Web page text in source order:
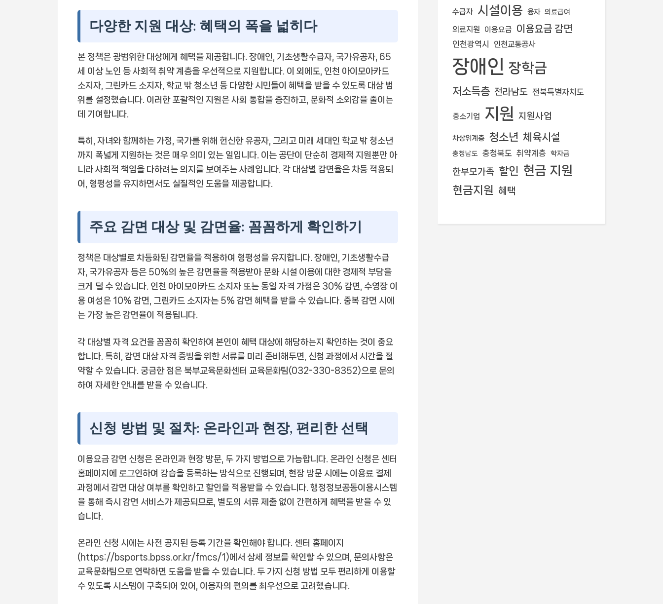
다양한 지원 대상: 혜택의 폭을 넓히다
본 정책은 광범위한 대상에게 혜택을 제공합니다. 장애인, 기초생활수급자, 국가유공자, 65
세 이상 노인 등 사회적 취약 계층을 우선적으로 지원합니다. 이 외에도, 인천 아이모아카드
소지자, 그린카드 소지자, 학교 밖 청소년 등 다양한 시민들이 혜택을 받을 수 있도록 대상 범
위를 설정했습니다. 이러한 포괄적인 지원은 사회 통합을 증진하고, 문화적 소외감을 줄이는
데 기여합니다.
특히, 자녀와 함께하는 가정, 국가를 위해 헌신한 유공자, 그리고 미래 세대인 학교 밖 청소년
까지 폭넓게 지원하는 것은 매우 의미 있는 일입니다. 이는 공단이 단순히 경제적 지원뿐만 아
니라 사회적 책임을 다하려는 의지를 보여주는 사례입니다. 각 대상별 감면율은 차등 적용되
어, 형평성을 유지하면서도 실질적인 도움을 제공합니다.
주요 감면 대상 및 감면율: 꼼꼼하게 확인하기
정책은 대상별로 차등화된 감면율을 적용하여 형평성을 유지합니다. 장애인, 기초생활수급
자, 국가유공자 등은 50%의 높은 감면율을 적용받아 문화 시설 이용에 대한 경제적 부담을
크게 덜 수 있습니다. 인천 아이모아카드 소지자 또는 동일 자격 가정은 30% 감면, 수영장 이
용 여성은 10% 감면, 그린카드 소지자는 5% 감면 혜택을 받을 수 있습니다. 중복 감면 시에
는 가장 높은 감면율이 적용됩니다.
각 대상별 자격 요건을 꼼꼼히 확인하여 본인이 혜택 대상에 해당하는지 확인하는 것이 중요
합니다. 특히, 감면 대상 자격 증빙을 위한 서류를 미리 준비해두면, 신청 과정에서 시간을 절
약할 수 있습니다. 궁금한 점은 북부교육문화센터 교육문화팀(032-330-8352)으로 문의
하여 자세한 안내를 받을 수 있습니다.
신청 방법 및 절차: 온라인과 현장, 편리한 선택
이용요금 감면 신청은 온라인과 현장 방문, 두 가지 방법으로 가능합니다. 온라인 신청은 센터
홈페이지에 로그인하여 강습을 등록하는 방식으로 진행되며, 현장 방문 시에는 이용료 결제
과정에서 감면 대상 여부를 확인하고 할인을 적용받을 수 있습니다. 행정정보공동이용시스템
을 통해 즉시 감면 서비스가 제공되므로, 별도의 서류 제출 없이 간편하게 혜택을 받을 수 있
습니다.
온라인 신청 시에는 사전 공지된 등록 기간을 확인해야 합니다. 센터 홈페이지
(https://bsports.bpss.or.kr/fmcs/1)에서 상세 정보를 확인할 수 있으며, 문의사항은
교육문화팀으로 연락하면 도움을 받을 수 있습니다. 두 가지 신청 방법 모두 편리하게 이용할
수 있도록 시스템이 구축되어 있어, 이용자의 편의를 최우선으로 고려했습니다.
수급자 시설이용 융자 의료급여
의료지원 이용요금 이용요금 감면
인천광역시 인천교통공사
장애인 장학금
저소득층 전라남도 전북특별자치도
중소기업 지원 지원사업
차상위계층 청소년 체육시설
충청남도 충청북도 취약계층 학자금
한부모가족 할인 현금 지원
현금지원 혜택